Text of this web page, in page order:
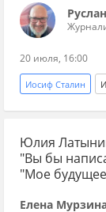
20 июля, 16:00
Иосиф Сталин
история
Донецк
Советская власть
Юлия
"Вы бы
"Мое
Елена